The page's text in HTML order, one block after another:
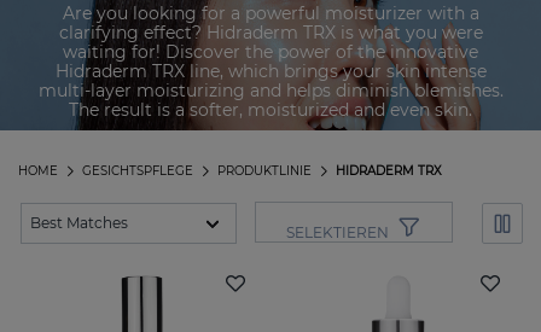
Are you looking for a powerful moisturizer with a
clarifying effect? Hidraderm TRX is what you were
waiting for! Discover the power of the innovative
Hidraderm TRX line, which brings your skin intense
multi-layer moisturizing and helps diminish blemishes.
The result is a softer, moisturized and even skin.
HIDRADERM TRX
PRODUKTLINIE
GESICHTSPFLEGE
HOME
SELEKTIEREN